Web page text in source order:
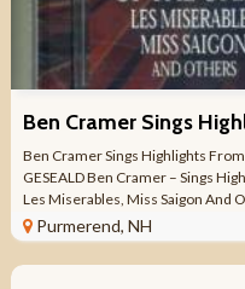
Ben Cramer Sings Highlights
GESEALD Ben Cramer – Sings
Les Miserables, Miss Saigon And
Opname: STEREO ...
Purmerend, NH